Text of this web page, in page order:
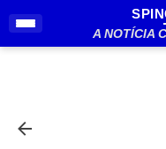
Pular
A NOTÍCIA